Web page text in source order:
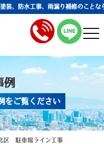
装、防水工事、雨漏り補修のことな
例
をご覧ください
区 駐車場ライン工事